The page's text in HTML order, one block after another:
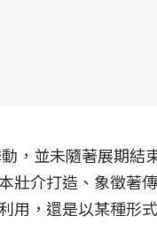
，並未隨著展期結
壯介打造、象徵著
用，還是以某種形